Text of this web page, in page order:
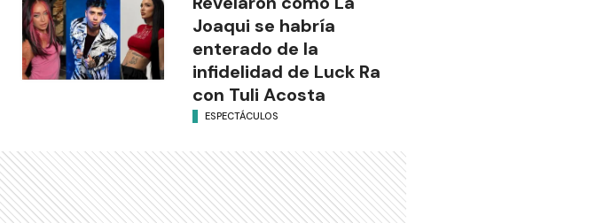
Joaqui se habría
enterado de la
infidelidad de Luck Ra
con Tuli Acosta
ESPECTÁCULOS